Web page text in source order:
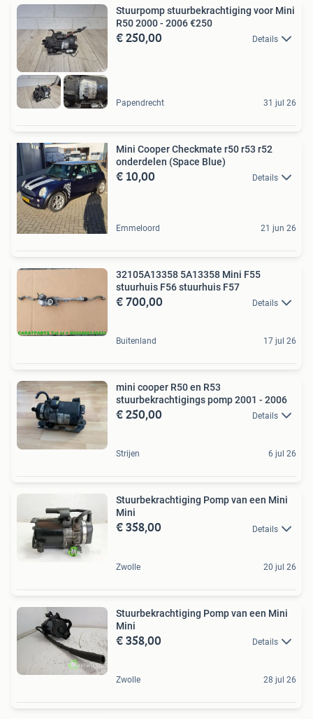
Stuurpomp stuurbekrachtiging voor Mini
R50 2000 - 2006 €250
€ 250,00 Details
Papendrecht 31 jul 26
Mini Cooper Checkmate r50 r53 r52
onderdelen (Space Blue)
€ 10,00 Details
Emmeloord 21 jun 26
32105A13358 5A13358 Mini F55
stuurhuis F56 stuurhuis F57
€ 700,00 Details
Buitenland 17 jul 26
mini cooper R50 en R53
stuurbekrachtigings pomp 2001 - 2006
€ 250,00 Details
Strijen 6 jul 26
Stuurbekrachtiging Pomp van een Mini
Mini
€ 358,00 Details
Zwolle 20 jul 26
Stuurbekrachtiging Pomp van een Mini
Mini
€ 358,00 Details
Zwolle 28 jul 26